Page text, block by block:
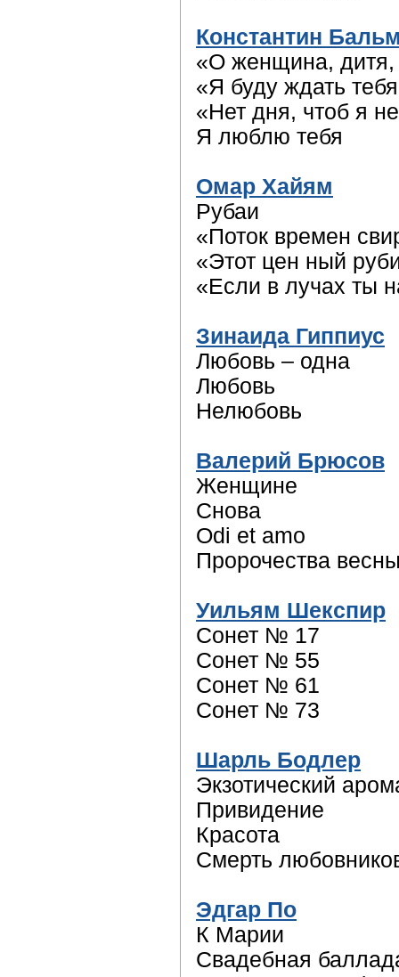
Константин
«О женщина,
«Я буду ждать
«Нет дня, чтоб я
Я люблю тебя
Омар Хайям
Рубаи
«Поток времен
«Этот цен ный
«Если в лучах ты
Зинаида Гиппиус
Любовь – одна
Любовь
Нелюбовь
Валерий Брюсов
Женщине
Снова
Odi et amo
Пророчества
Уильям Шекспир
Сонет № 17
Сонет № 55
Сонет № 61
Сонет № 73
Шарль Бодлер
Экзотический
Привидение
Красота
Смерть
Эдгар По
К Марии
Свадебная